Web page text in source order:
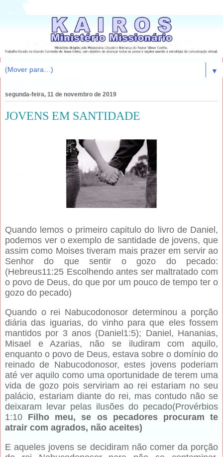
▼
segunda-feira, 11 de novembro de 2019
JOVENS EM SANTIDADE
Quando lemos o primeiro capitulo do livro de Daniel,
podemos ver o exemplo de santidade de jovens, que
assim como Moises tiveram mais prazer em servir ao
Senhor do que sentir o gozo do pecado:
(Hebreus11:25 Escolhendo antes ser maltratado com
o povo de Deus, do que por um pouco de tempo ter o
gozo do pecado)
Quando o rei Nabucodonosor determinou a porção
diária das iguarias, do vinho para que eles fossem
mantidos por 3 anos (Daniel1:5); Daniel, Hananias,
Misael e Azarias, não se iludiram com aquilo,
enquanto o povo de Deus, estava sobre o domínio do
reinado de Nabucodonosor, estes jovens poderiam
até ver aquilo como uma oportunidade de terem uma
vida de gozo pois serviriam ao rei estariam no seu
palácio, estariam diante do rei, mas contudo não se
deixaram levar pelas ilusões do pecado(Provérbios
1:10 Filho meu, se os pecadores procuram te
atrair com agrados, não aceites)
E aqueles jovens se decidiram não comer da porção